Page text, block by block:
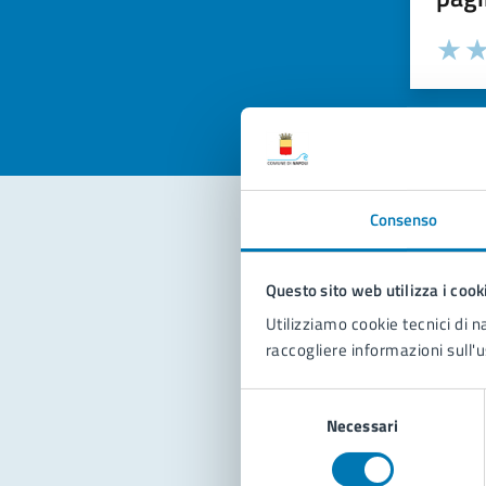
Consenso
Questo sito web utilizza i
Utilizziamo cookie tecnici di
raccogliere informazioni
Necessari
Valuta